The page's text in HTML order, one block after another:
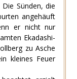
Sünden, die
angehäuft
er nicht nur
Ekadashi-
zu Asche
kleines Feuer